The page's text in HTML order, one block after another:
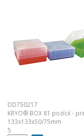
DD750217
KRYO® BOX 81 pozícií -
133x133x50/75mm
5